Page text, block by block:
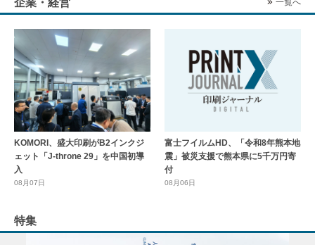
企業・経営 一覧へ
KOMORI、盛大印刷がB2インクジ
ェット「J-throne 29」を中国初導
入
08月07日
富士フイルムHD、「令和8年熊本地
震」被災支援で熊本県に5千万円寄
付
08月06日
特集